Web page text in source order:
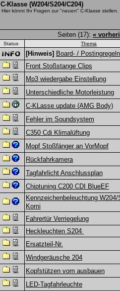
C-Klasse (W204/S204/C204)
Hier könnt Ihr Fragen zur "neuen" C-Klasse stellen.
Seiten (17): «
Status Thema
[Hinweis] Board- / Postingregeln
Front Stoßstange Clips
Mp3 wiedergabe Einstellung
Unterschiedliche Motorleistung
C-KLasse update (AMG Body)
Fehler im Soundsystem
C350 Cdi Klimalüftung
Mopf Stoßfänger an VorMopf
Rückfahrkamera
Tagfahrlicht Anschlussplan
Chiptuning C200 CDI BlueEF
Kennzeichenbeleuchtung W204/
Komi
Fahrertür Verriegelung
Heckleuchten S204
Ersatzteil-Nr.
Windgeräusche 204
Kopfstützen vorn ausbauen
LED-Tagfahrleuchte